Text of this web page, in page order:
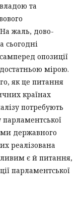
та
На жаль, дово-
сьогодні
опозиції
мірою.
як це питання
країнах
потребують
парламентської
державного
реалізована
є й питання,
парламентської